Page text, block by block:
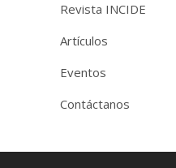
Revista INCIDE
Artículos
Eventos
Contáctanos